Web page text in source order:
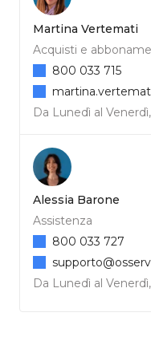
Martina Vertemati
Acquisti e
Da Lunedì al
800 033 715
Alessia Barone
Assistenza
Da Lunedì al
800 033 727